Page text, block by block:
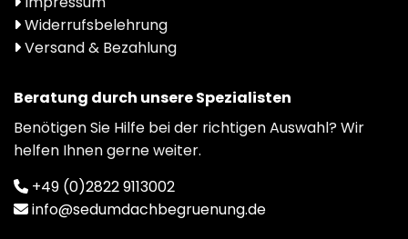
Widerrufsbelehrung
Versand & Bezahlung
Beratung durch unsere Spezialisten
Benötigen Sie Hilfe bei der richtigen Auswahl? Wir
helfen Ihnen gerne weiter.
+49 (0)2822 9113002
info@sedumdachbegruenung.de